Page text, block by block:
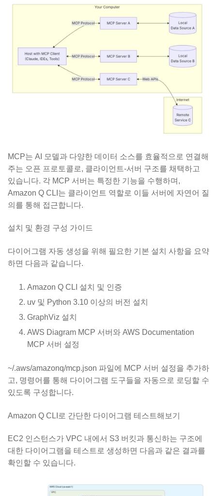
MCP는 AI 모델과 다양한 데이터 소스를 효율적으로 연결해
주는 오픈 프로토콜로, 클라이언트-서버 구조를 채택하고
있습니다. 각 MCP 서버는 특정한 기능을 수행하며,
Amazon Q CLI는 클라이언트 역할로 이들 서버에 자연어 질
의를 통해 접근합니다.
설치 및 환경 구성 가이드
다이어그램 자동 생성을 위해 필요한 기본 설치 사항을 요약
하면 다음과 같습니다.
Amazon Q CLI 설치 및 인증
uv 및 Python 3.10 이상의 버전 설치
GraphViz 설치
AWS Diagram MCP 서버와 AWS Documentation
MCP 서버 설정
~/.aws/amazonq/mcp.json 파일에 MCP 서버 설정을 추가하
고, 명령어를 통해 다이어그램 도구들을 자동으로 로딩할 수
있도록 구성합니다.
Amazon Q CLI로 간단한 다이어그램 테스트해보기
EC2 인스턴스가 VPC 내에서 S3 버킷과 통신하는 구조에
대한 다이어그램을 테스트로 생성하면 다음과 같은 결과를
확인할 수 있습니다.